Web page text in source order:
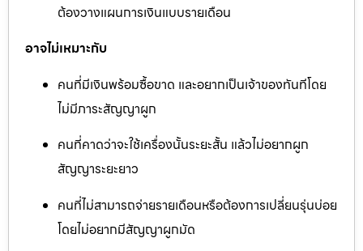
ต้องวางแผนการเงินแบบรายเดือน
อาจไม่เหมาะกับ
คนที่มีเงินพร้อมซื้อขาด และอยากเป็นเจ้าของทันทีโดย
ไม่มีภาระสัญญาผูก
คนที่คาดว่าจะใช้เครื่องนั้นระยะสั้น แล้วไม่อยากผูก
สัญญาระยะยาว
คนที่ไม่สามารถจ่ายรายเดือนหรือต้องการเปลี่ยนรุ่นบ่อย
โดยไม่อยากมีสัญญาผูกมัด